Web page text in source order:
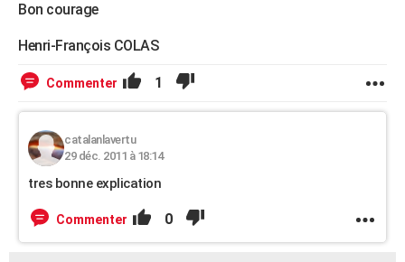
Bon courage
Henri-François COLAS
Commenter 1
catalanlavertu
29 déc. 2011 à 18:14
tres bonne explication
Commenter 0